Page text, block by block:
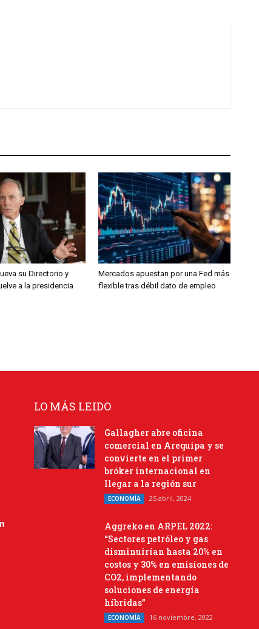
su Directorio y
a la presidencia
Mercados apuestan por una Fed más
flexible tras débil dato de empleo
LO MÁS LEIDO
Gallagher abre oficina
comercial en Arequipa y se
convierte en el primer
bróker internacional en
llegar a la región sur
ECONOMÍA 25 abril, 2024
Aggreko en ARPEL 2022:
“Sectores petróleo y gas
disminuirían hasta 20% en
costos y 30% en emisiones de
CO2, implementando
soluciones de energía
híbridas”
ECONOMÍA 16 noviembre, 2022